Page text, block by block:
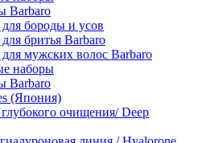
Barbaro
бороды и усов
бритья Barbaro
мужских волос Barbaro
наборы
Barbaro
(Япония)
очищения/ Deep